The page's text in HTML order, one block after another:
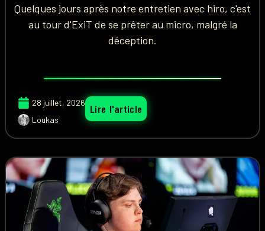
Quelques jours après notre entretien avec hiro, c'est
au tour d'ExiT de se prêter au micro, malgré la
déception.
28 juillet, 2026
Loukas
Lire l'article